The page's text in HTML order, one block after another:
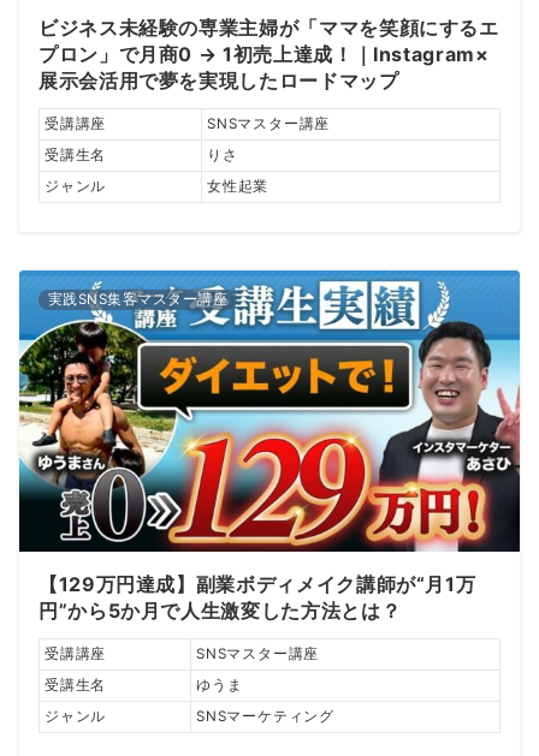
ビジネス未経験の専業主婦が「ママを笑顔にするエ
プロン」で月商0 → 1初売上達成！｜Instagram×
展示会活用で夢を実現したロードマップ
受講講座
SNSマスター講座
受講生名
りさ
ジャンル
女性起業
実践SNS集客マスター講座
【129万円達成】副業ボディメイク講師が“月1万
円”から5か月で人生激変した方法とは？
受講講座
SNSマスター講座
受講生名
ゆうま
ジャンル
SNSマーケティング